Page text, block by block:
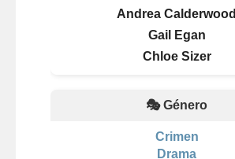
Andrea Calderwood
Gail Egan
Chloe Sizer
🎭 Género
Crimen
Drama